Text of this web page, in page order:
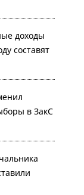
доходы
составят
в ЗакС